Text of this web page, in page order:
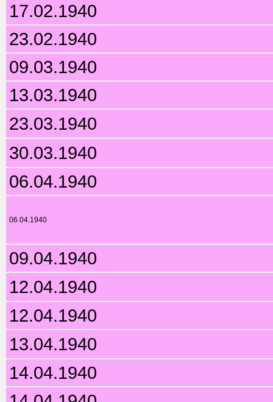
17.02.1940
23.02.1940
09.03.1940
13.03.1940
23.03.1940
30.03.1940
06.04.1940
06.04.1940
09.04.1940
12.04.1940
12.04.1940
13.04.1940
14.04.1940